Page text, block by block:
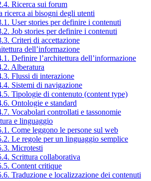
Ricerca sui forum
ricerca ai bisogni degli utenti
User stories per definire i contenuti
Job stories per definire i contenuti
Criteri di accettazione
dell’informazione
Definire l’architettura dell’informazione
Alberatura
Flussi di interazione
Sistemi di navigazione
Tipologie di contenuto (content type)
Ontologie e standard
Vocabolari controllati e tassonomie
e linguaggio
Come leggono le persone sul web
Le regole per un linguaggio semplice
Microtesti
Scrittura collaborativa
Content critique
Traduzione e localizzazione dei contenuti